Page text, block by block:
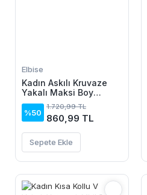
Elbise
Kadın Askılı Kruvaze
Yakalı Maksi Boy
Janjan Krep Elbise
%50
1.720,99 TL
860,99 TL
Sepete Ekle